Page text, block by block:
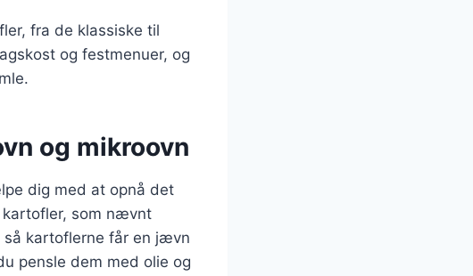
fra de klassiske til
og festmenuer, og
og mikroovn
dig med at opnå det
som nævnt
kartoflerne får en jævn
pensle dem med olie og